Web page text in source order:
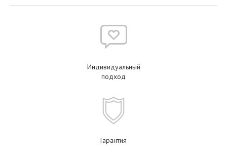
Индивидуальный
подход
Гарантия